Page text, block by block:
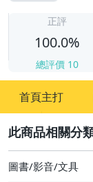
正評
100.0%
總評價 10
首頁主打
圖書/影音/文具
古董、藝術與礦石
圖書/影音/文具